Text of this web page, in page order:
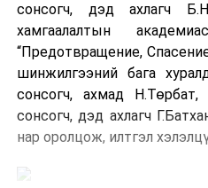
сонсогч, дэд ахлагч
хамгаалалтын
“Предотвращение,
шинжилгээний бага
сонсогч, ахмад
сонсогч, дэд ахлагч
нар оролцож, илтгэл